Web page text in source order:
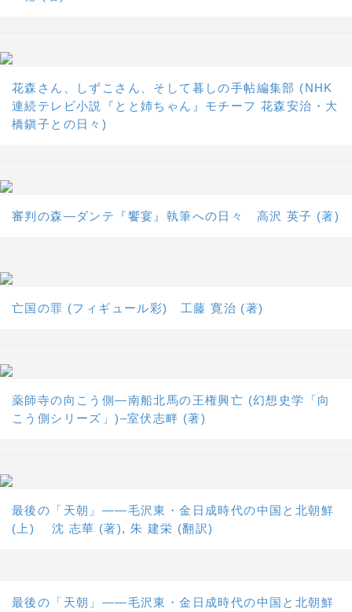
花森さん、しずこさん、そして暮しの手帖編集部 (NHK
連続テレビ小説『とと姉ちゃん』モチーフ 花森安治・大
橋鎭子との日々)
審判の森―ダンテ『饗宴』執筆への日々 高沢 英子 (著)
亡国の罪 (フィギュール彩) 工藤 寛治 (著)
薬師寺の向こう側―南船北馬の王権興亡 (幻想史学「向
こう側シリーズ」)–室伏志畔 (著)
最後の「天朝」――毛沢東・金日成時代の中国と北朝鮮
(上) 沈 志華 (著), 朱 建栄 (翻訳)
最後の「天朝」――毛沢東・金日成時代の中国と北朝鮮